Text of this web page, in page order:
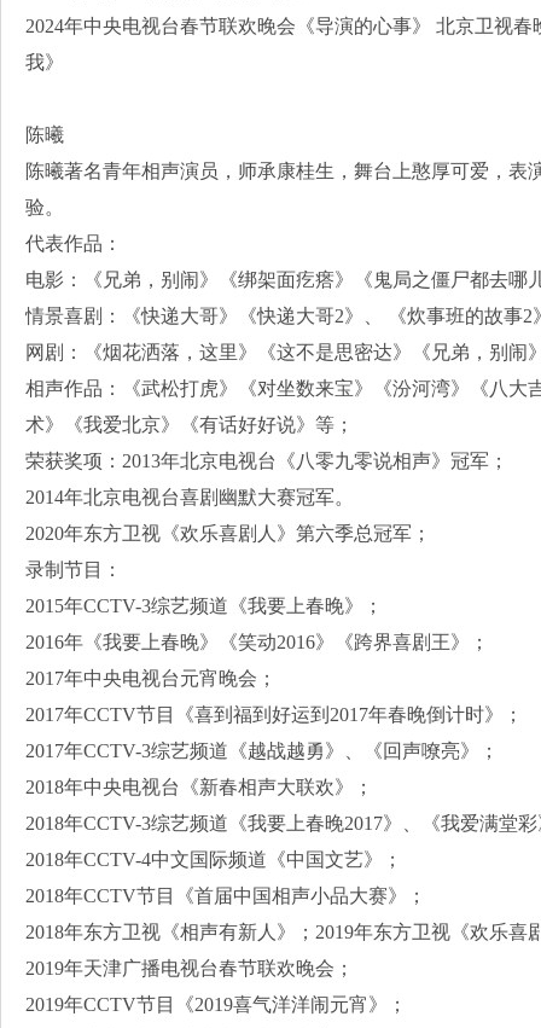
2024年中央电视台春节联欢晚会《导演的心事》 北京卫视
我》
陈曦
陈曦著名青年相声演员，师承康桂生，舞台上憨厚可爱，表
验。
代表作品：
电影：《兄弟，别闹》《绑架面疙瘩》《鬼局之僵尸都去哪
情景喜剧：《快递大哥》《快递大哥2》、 《炊事班的故事2
网剧：《烟花洒落，这里》《这不是思密达》《兄弟，别闹
相声作品：《武松打虎》《对坐数来宝》《汾河湾》《八大
术》《我爱北京》《有话好好说》等；
荣获奖项：2013年北京电视台《八零九零说相声》冠军；
2014年北京电视台喜剧幽默大赛冠军。
2020年东方卫视《欢乐喜剧人》第六季总冠军；
录制节目：
2015年CCTV-3综艺频道《我要上春晚》；
2016年《我要上春晚》《笑动2016》《跨界喜剧王》；
2017年中央电视台元宵晚会；
2017年CCTV节目《喜到福到好运到2017年春晚倒计时》；
2017年CCTV-3综艺频道《越战越勇》、《回声嘹亮》；
2018年中央电视台《新春相声大联欢》；
2018年CCTV-3综艺频道《我要上春晚2017》、《我爱满堂
2018年CCTV-4中文国际频道《中国文艺》；
2018年CCTV节目《首届中国相声小品大赛》；
2018年东方卫视《相声有新人》；2019年东方卫视《欢乐喜
2019年天津广播电视台春节联欢晚会；
2019年CCTV节目《2019喜气洋洋闹元宵》；